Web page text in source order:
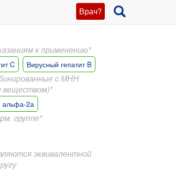
Врач?
к применению*
C Вирусный гепатит B
с МНН
веществом)*
альфа-2а
группе*
эквивалентной